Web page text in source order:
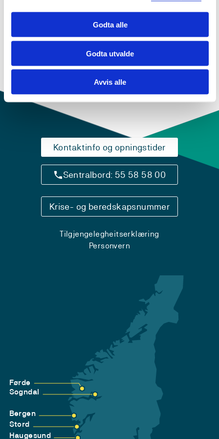
Godta alle
Godta utvalde
Avvis alle
Kontaktinfo og opningstider
Sentralbord: 55 58 58 00
Krise- og beredskapsnummer
Tilgjengelegheitserklæring
Personvern
Førde
Sogndal
Bergen
Stord
Haugesund